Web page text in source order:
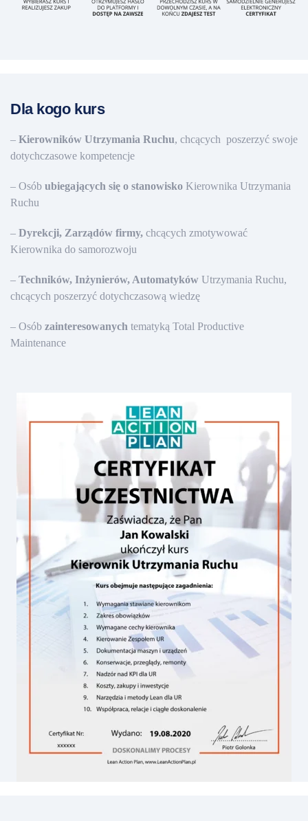
Dla kogo kurs
– Kierowników Utrzymania Ruchu, chcących poszerzyć swoje
dotychczasowe kompetencje
– Osób ubiegających się o stanowisko Kierownika Utrzymania
Ruchu
– Dyrekcji, Zarządów firmy, chcących zmotywować
Kierownika do samorozwoju
– Techników, Inżynierów, Automatyków Utrzymania Ruchu,
chcących poszerzyć dotychczasową wiedzę
– Osób zainteresowanych tematyką Total Productive
Maintenance